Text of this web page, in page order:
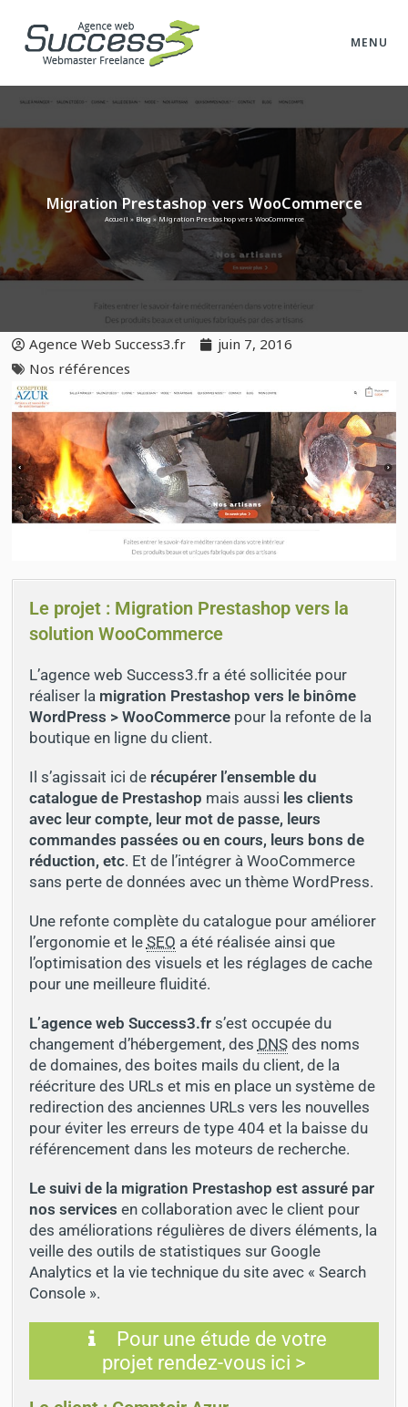
MENU
Migration Prestashop vers WooCommerce
Accueil » Blog»Migration Prestashop vers WooCommerce
Agence Web Success3.fr
juin 7, 2016
Nos références
Le projet : Migration Prestashop vers la
solution WooCommerce
L’agence web Success3.fr a été sollicitée pour
réaliser la migration Prestashop vers le binôme
WordPress > WooCommercepour la refonte de la
boutique en ligne du client.
Il s’agissait ici de récupérer l’ensemble du
catalogue de Prestashop mais aussi les clients
avec leur compte, leur mot de passe, leurs
commandes passées ou en cours, leurs bons de
réduction, etc. Et de l’intégrer à WooCommerce
sans perte de données avec un thème WordPress.
Une refonte complète du catalogue pour améliorer
l’ergonomie et le SEO a été réalisée ainsi que
l’optimisation des visuels et les réglages de cache
pour une meilleure fluidité.
L’agence web Success3.frs’est occupée du
changement d’hébergement, des DNSdes noms
de domaines, des boites mails du client, de la
réécriture des URLs et mis en place un système de
redirection des anciennes URLs vers les nouvelles
pour éviter les erreurs de type 404 et la baisse du
référencement dans les moteurs de recherche.
Le suivi de la migration Prestashop est assuré par
nos services en collaboration avec le client pour
des améliorations régulières de divers éléments, la
veille des outils de statistiques sur Google
Analytics et la vie technique du site avec « Search
Console ».
Pour une étude de votre
projet rendez-vous ici >